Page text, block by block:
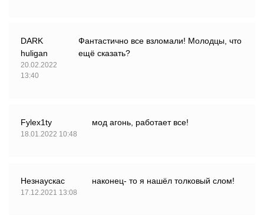
DARK
huligan
20.02.2022
13:40
Фантастично все взломали! Молодцы, что
ещё сказать?
Fylex1ty
18.01.2022 10:48
мод агонь, работает все!
Незнаускас
17.12.2021 13:08
наконец- то я нашёл толковый слом!